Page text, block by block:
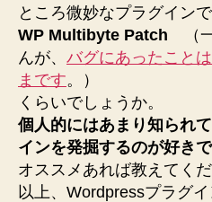
ところ微妙なプラグインで
WP Multibyte Patch （
んが、 バグにあったこと
まです。）
くらいでしょうか。
個人的にはあまり知られ
インを発掘するのが好きで
オススメあれば教えてくだ
以上、Wordpressプラグ